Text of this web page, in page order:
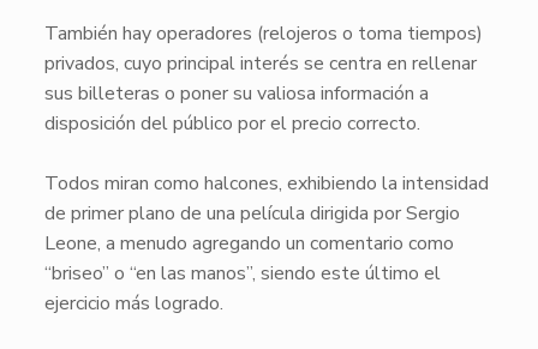
También hay operadores (relojeros o toma tiempos)
privados, cuyo principal interés se centra en rellenar
sus billeteras o poner su valiosa información a
disposición del público por el precio correcto.
Todos miran como halcones, exhibiendo la intensidad
de primer plano de una película dirigida por Sergio
Leone, a menudo agregando un comentario como
“briseo” o “en las manos”, siendo este último el
ejercicio más logrado.